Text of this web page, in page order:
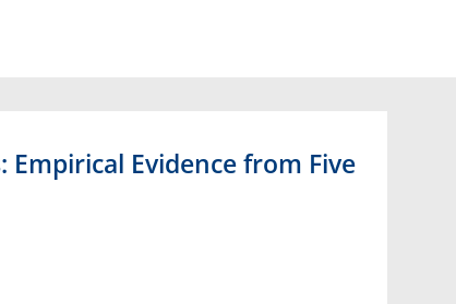
Empirical Evidence from Five